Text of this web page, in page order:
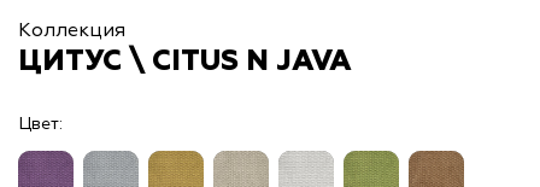
Коллекция
ЦИТУС \ CITUS N JAVA
Цвет: